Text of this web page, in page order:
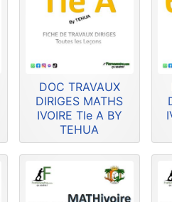
DOC TRAVAUX
DIRIGES MATHS
IVOIRE Tle A BY
TEHUA